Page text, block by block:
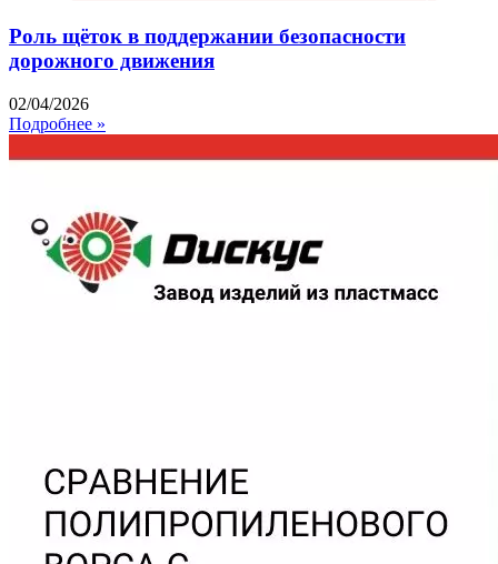
Роль щёток в поддержании безопасности
дорожного движения
02/04/2026
Подробнее »